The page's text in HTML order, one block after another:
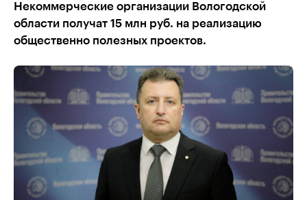
Некоммерческие организации Вологодской
области получат 15 млн руб. на реализацию
общественно полезных проектов.